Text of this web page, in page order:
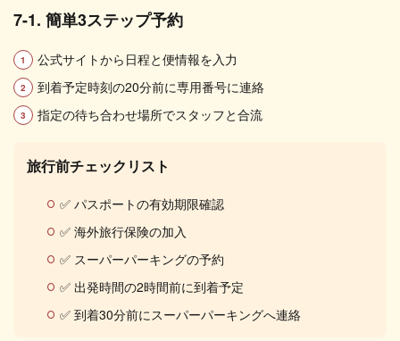
7-1. 簡単3ステップ予約
公式サイトから日程と便情報を入力
到着予定時刻の20分前に専用番号に連絡
指定の待ち合わせ場所でスタッフと合流
旅行前チェックリスト
✅ パスポートの有効期限確認
✅ 海外旅行保険の加入
✅ スーパーパーキングの予約
✅ 出発時間の2時間前に到着予定
✅ 到着30分前にスーパーパーキングへ連絡